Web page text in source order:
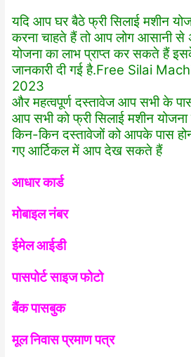
यदि आप घर बैठे फ्री सिलाई मशीन
करना चाहते हैं तो आप लोग आसानी से
योजना का लाभ प्राप्त कर सकते हैं
जानकारी दी गई है.Free Silai
2023
और महत्वपूर्ण दस्तावेज आप सभी के
आप सभी को फ्री सिलाई मशीन योजना
किन-किन दस्तावेजों को आपके पास
गए आर्टिकल में आप देख सकते हैं
आधार कार्ड
मोबाइल नंबर
ईमेल आईडी
पासपोर्ट साइज फोटो
बैंक पासबुक
मूल निवास प्रमाण पत्र